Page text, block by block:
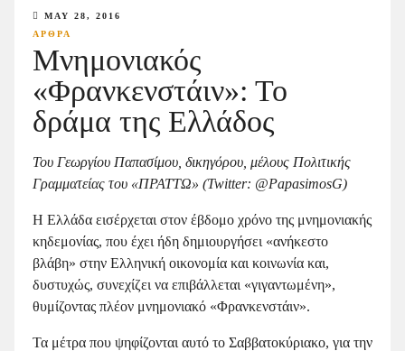
MAY 28, 2016
ΑΡΘΡΑ
Μνημονιακός
«Φρανκενστάιν»: Το
δράμα της Ελλάδος
Του Γεωργίου Παπασίμου, δικηγόρου, μέλους Πολιτικής
Γραμματείας του «ΠΡΑΤΤΩ» (Twitter: @PapasimosG)
Η Ελλάδα εισέρχεται στον έβδομο χρόνο της μνημονιακής
κηδεμονίας, που έχει ήδη δημιουργήσει «ανήκεστο
βλάβη» στην Ελληνική οικονομία και κοινωνία και,
δυστυχώς, συνεχίζει να επιβάλλεται «γιγαντωμένη»,
θυμίζοντας πλέον μνημονιακό «Φρανκενστάιν».
Τα μέτρα που ψηφίζονται αυτό το Σαββατοκύριακο, για την